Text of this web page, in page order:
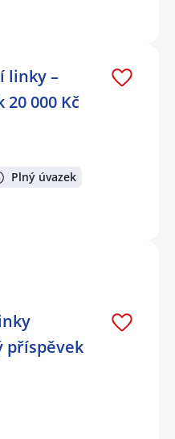
linky –
000 Kč
Plný úvazek
příspěvek